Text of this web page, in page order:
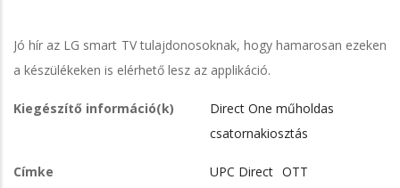
Jó hír az LG smart TV tulajdonosoknak, hogy hamarosan ezeken
a készülékeken is elérhető lesz az applikáció.
Kiegészítő információ(k)
Direct One műholdas
csatornakiosztás
Címke UPC Direct OTT